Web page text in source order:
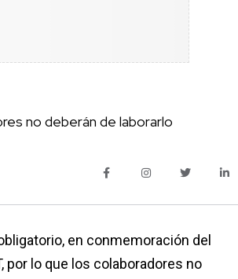
no deberán de laborarlo
en conmemoración del
por lo que los colaboradores no